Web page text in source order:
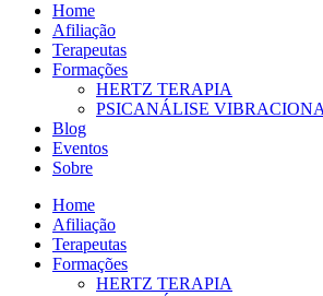
Home
Afiliação
Terapeutas
Formações
HERTZ TERAPIA
PSICANÁLISE
Blog
Eventos
Sobre
Home
Afiliação
Terapeutas
Formações
HERTZ TERAPIA